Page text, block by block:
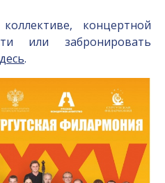
концертной
или забронировать
ь.